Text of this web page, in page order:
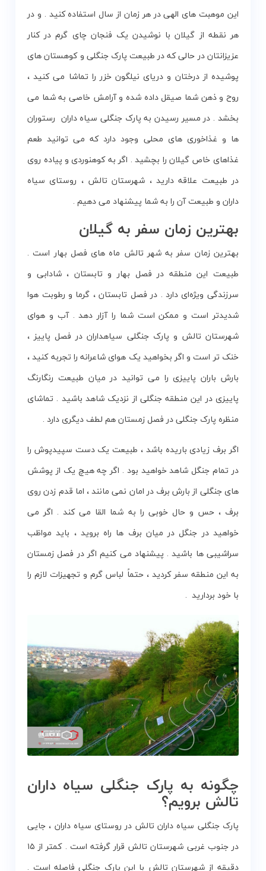
این موهبت های الهی در هر زمان از سال استفاده کنید . و در
هر نقطه از گیلان با نوشیدن یک فنجان چای گرم در کنار
عزیزانتان در حالی که در طبیعت پارک جنگلی و کوهستان های
پوشیده از درختان و دریای نیلگون خزر را تماشا می کنید ،
روح و ذهن شما صیقل داده شده و آرامش خاصی به شما می
بخشد . در مسیر رسیدن به پارک جنگلی سیاه داران رستوران
ها و غذاخوری های محلی وجود دارد که می توانید طعم
غذاهای خاص گیلان را بچشید . اگر به کوهنوردی و پیاده روی
در طبیعت علاقه دارید ، شهرستان تالش ، روستای سیاه
داران و طبیعت آن را به شما پیشنهاد می دهیم .
بهترین زمان سفر به گیلان
بهترین زمان سفر به شهر تالش ماه های فصل بهار است .
طبیعت این منطقه در فصل بهار و تابستان ، شادابی و
سرزندگی ویژه‌ای دارد . در فصل تابستان ، گرما و رطوبت هوا
شدیدتر است و ممکن است شما را آزار دهد . آب و هوای
شهرستان تالش و پارک جنگلی سیاهداران در فصل پاییز ،
خنک تر است و اگر بخواهید یک هوای شاعرانه را تجربه کنید ،
بارش باران پاییزی را می توانید در میان طبیعت رنگارنگ
پاییزی در این منطقه جنگلی از نزدیک شاهد باشید . تماشای
منظره پارک جنگلی در فصل زمستان هم لطف دیگری دارد .
اگر برف زیادی باریده باشد ، طبیعت یک دست سپیدپوش را
در تمام جنگل شاهد خواهید بود . اگر چه هیچ یک از پوشش
های جنگلی از بارش برف در امان نمی مانند ، اما قدم زدن روی
برف ، حس و حال خوبی را به شما القا می کند . اگر می
خواهید در جنگل در میان برف ها راه بروید ، باید مواظب
سراشیبی ها باشید . پیشنهاد می کنیم اگر در فصل زمستان
به این منطقه سفر کردید ، حتماً لباس گرم و تجهیزات لازم را
با خود بردارید .
چگونه به پارک جنگلی سیاه داران
تالش برویم؟
پارک جنگلی سیاه داران تالش در روستای سیاه داران ، جایی
در جنوب غربی شهرستان تالش قرار گرفته است . کمتر از ۱۵
دقیقه از شهرستان تالش با این پارک جنگلی فاصله است .